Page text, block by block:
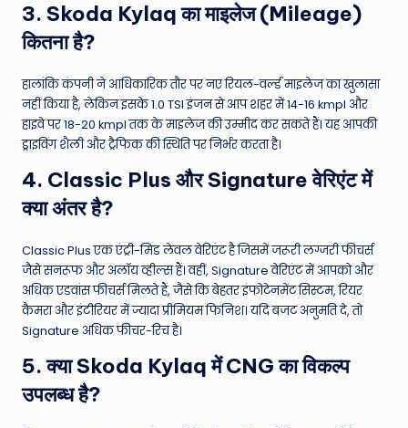
3. Skoda Kylaq का माइलेज (Mileage)
कितना है?
हालांकि कंपनी ने आधिकारिक तौर पर नए रियल-वर्ल्ड माइलेज का खुलासा
नहीं किया है, लेकिन इसके 1.0 TSI इंजन से आप शहर में 14-16 kmpl और
हाइवे पर 18-20 kmpl तक के माइलेज की उम्मीद कर सकते हैं। यह आपकी
ड्राइविंग शैली और ट्रैफिक की स्थिति पर निर्भर करता है।
4. Classic Plus और Signature वेरिएंट में
क्या अंतर है?
Classic Plus एक एंट्री-मिड लेवल वेरिएंट है जिसमें जरूरी लग्जरी फीचर्स
जैसे सनरूफ और अलॉय व्हील्स हैं। वहीं, Signature वेरिएंट में आपको और
अधिक एडवांस फीचर्स मिलते हैं, जैसे कि बेहतर इंफोटेनमेंट सिस्टम, रियर
कैमरा और इंटीरियर में ज्यादा प्रीमियम फिनिश। यदि बजट अनुमति दे, तो
Signature अधिक फीचर-रिच है।
5. क्या Skoda Kylaq में CNG का विकल्प
उपलब्ध है?